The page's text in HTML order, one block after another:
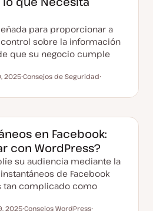
para proporcionar a
sobre la información
que su negocio cumple
2025
m
Consejos de Seguridad
m
en Facebook:
con WordPress?
su audiencia mediante la
de Facebook
tan complicado como
2025 Consejos WordPress